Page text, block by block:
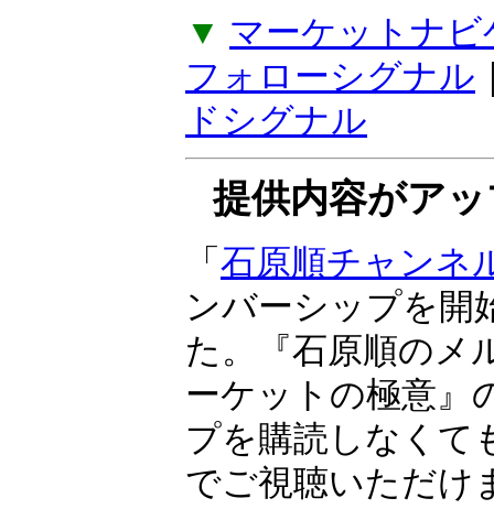
『メガトレンドフ
感応度で、トレン
『ボラティリテ
期売買向き。ラン
けサインが点灯す
▼ マーケットナビ
フォローシグナル
ドシグナル
提供内容がア
「石原順チャンネ